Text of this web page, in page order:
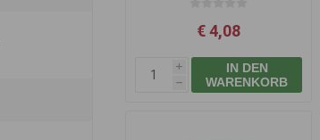
€ 4,08
i
h
IN DEN
WARENKORB